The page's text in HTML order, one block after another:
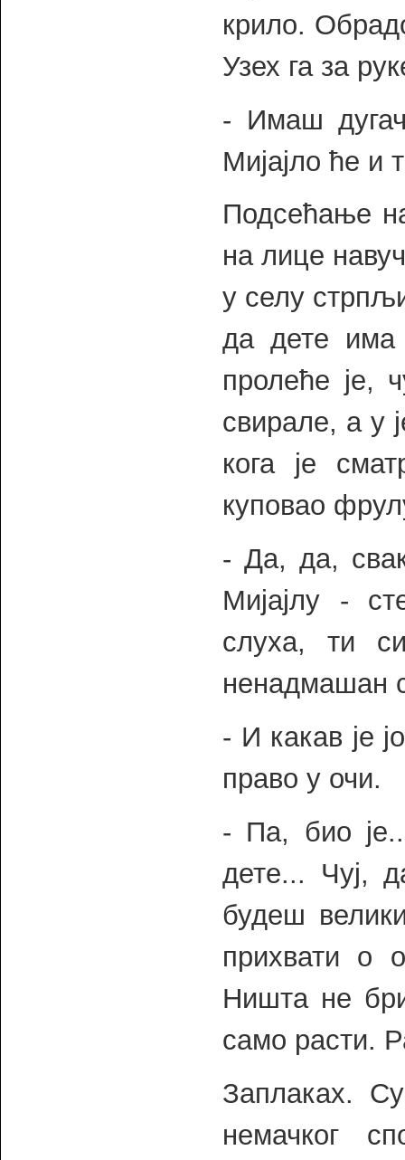
крило.
Узех га за
- Имаш
Мијајло ће и
Подсећање
на лице
у селу
да дете
пролеће је,
свирале, а у
кога је
куповао
- Да, да,
Мијајлу -
слуха, ти
ненадмашан
- И какав је
право у очи.
- Па, био
дете... Чуј,
будеш
прихвати о
Ништа не
само расти.
Заплаках.
немачког